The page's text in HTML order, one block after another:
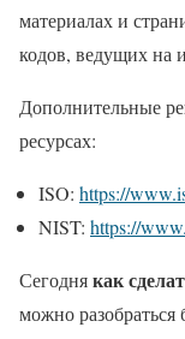
материалах и
кодов, ведущих на
Дополнительные
ресурсах:
ISO: https://
NIST: https://
Сегоднякак
можно разобраться